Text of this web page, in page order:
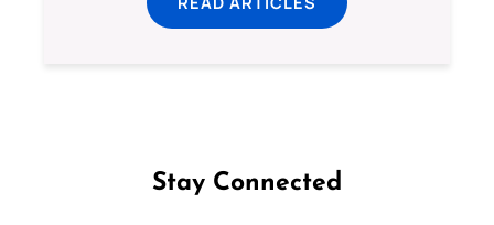
Stay Connected